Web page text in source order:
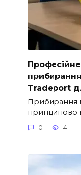
Tradeport
Прибирання
принципово
0 4